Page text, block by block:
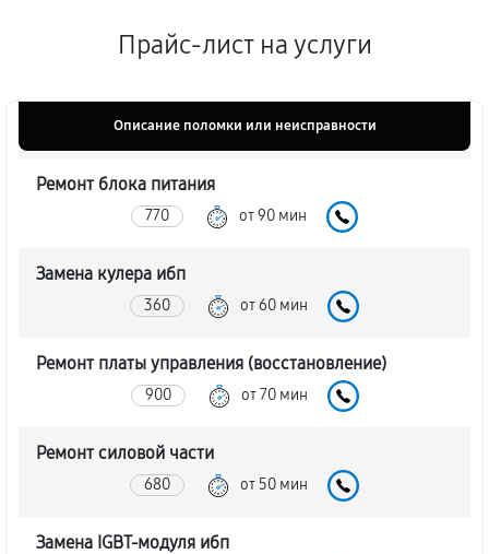
Прайс-лист на услуги
Описание поломки или неисправности
Ремонт блока питания
770 от 90 мин
Замена кулера ибп
360 от 60 мин
Ремонт платы управления (восстановление)
900 от 70 мин
Ремонт силовой части
680 от 50 мин
Замена IGBT-модуля ибп